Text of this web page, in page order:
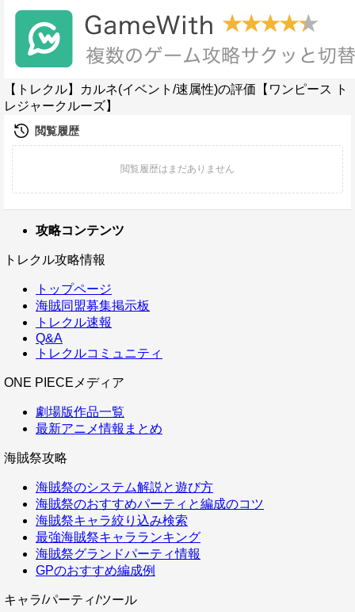
【トレクル】カルネ(イベント/速属性)の評価【ワンピース ト
レジャークルーズ】
攻略コンテンツ
トレクル攻略情報
トップページ
海賊同盟募集掲示板
トレクル速報
Q&A
トレクルコミュニティ
ONE PIECEメディア
劇場版作品一覧
最新アニメ情報まとめ
海賊祭攻略
海賊祭のシステム解説と遊び方
海賊祭のおすすめパーティと編成のコツ
海賊祭キャラ絞り込み検索
最強海賊祭キャラランキング
海賊祭グランドパーティ情報
GPのおすすめ編成例
キャラ/パーティ/ツール